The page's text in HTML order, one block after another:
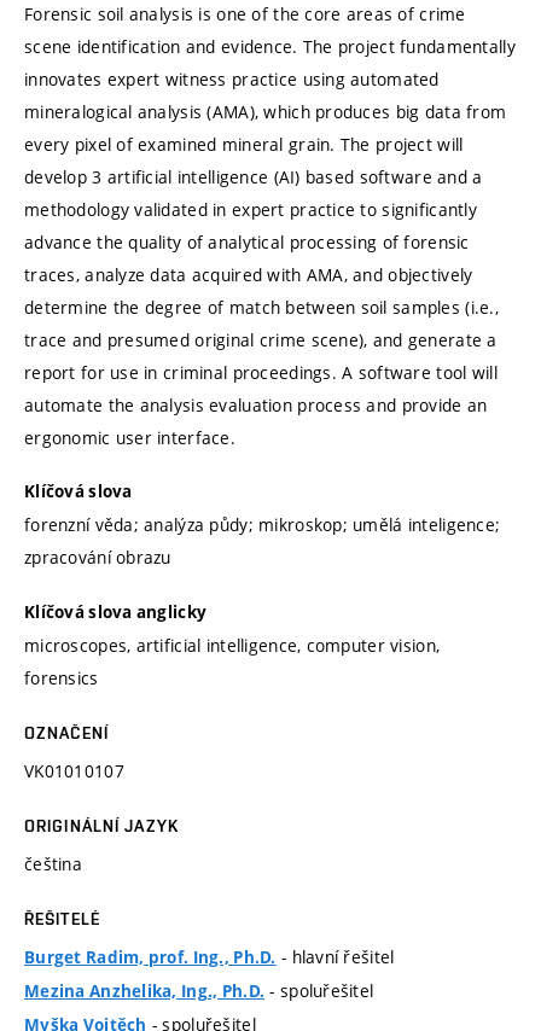
Forensic soil analysis is one of the core areas of crime
scene identification and evidence. The project fundamentally
innovates expert witness practice using automated
mineralogical analysis (AMA), which produces big data from
every pixel of examined mineral grain. The project will
develop 3 artificial intelligence (AI) based software and a
methodology validated in expert practice to significantly
advance the quality of analytical processing of forensic
traces, analyze data acquired with AMA, and objectively
determine the degree of match between soil samples (i.e.,
trace and presumed original crime scene), and generate a
report for use in criminal proceedings. A software tool will
automate the analysis evaluation process and provide an
ergonomic user interface.
Klíčová slova
forenzní věda; analýza půdy; mikroskop; umělá inteligence;
zpracování obrazu
Klíčová slova anglicky
microscopes, artificial intelligence, computer vision,
forensics
OZNAČENÍ
VK01010107
ORIGINÁLNÍ JAZYK
čeština
ŘEŠITELÉ
Burget Radim, prof. Ing., Ph.D. - hlavní řešitel
Mezina Anzhelika, Ing., Ph.D. - spoluřešitel
Myška Vojtěch - spoluřešitel